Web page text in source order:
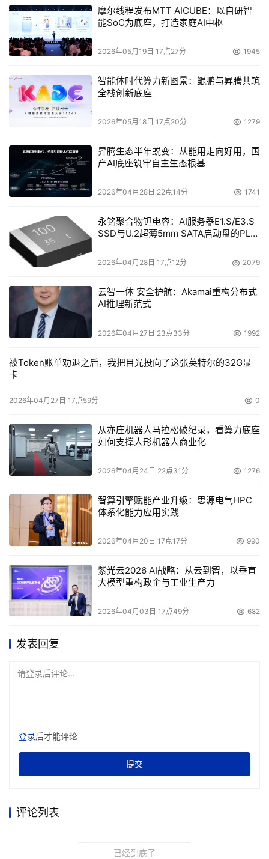
摩尔线程发布MTT AICUBE：以自研智
能SoC为底座，打造家庭AI中枢
2026年05月19日 17点27分 1945
智能体时代算力新图景：鲲鹏与昇腾共筑
全栈创新底座
2026年05月18日 17点20分 1279
昇腾生态半年蜕变：从能用走向好用，国
产AI底座筑牢自主生态根基
2026年04月28日 22点14分 1741
永铭聚合物钽电容：AI服务器E1.S/E3.S
SSD与U.2超薄5mm SATA启动盘的PLP
2026年04月28日 17点12分 2079
云智一体 安全护航：Akamai重构分布式
AI推理新范式
2026年04月27日 23点33分 1992
被Token账单劝退之后，我把目光投向了这张英特尔的32G显
卡
2026年04月27日 17点59分 0
从亦庄机器人马拉松破纪录，看算力底座
如何支撑人形机器人商业化
2026年04月24日 22点31分 1276
智算引擎赋能产业升级：思源电气HPC
体系化能力应用实践
2026年04月20日 17点17分 990
紫光云2026 AI战略：从云到智，以垂直
大模型重构政企与工业生产力
2026年04月03日 17点49分 682
发表回复
请登录后评论...
登录后才能评论
提交
评论列表
已经到底了